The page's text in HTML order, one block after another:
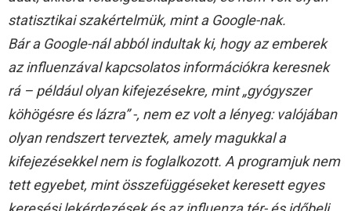
statisztikai szakértelmük, mint a Google-nak.
Bár a Google-nál abból indultak ki, hogy az emberek
az influenzával kapcsolatos információkra keresnek
rá – például olyan kifejezésekre, mint „gyógyszer
köhögésre és lázra” -, nem ez volt a lényeg: valójában
olyan rendszert terveztek, amely magukkal a
kifejezésekkel nem is foglalkozott. A programjuk nem
tett egyebet, mint összefüggéseket keresett egyes